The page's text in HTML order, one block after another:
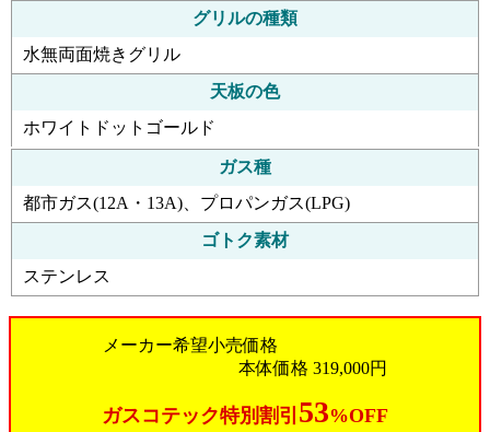
グリルの種類
水無両面焼きグリル
天板の色
ホワイトドットゴールド
ガス種
都市ガス(12A・13A)、プロパンガス(LPG)
ゴトク素材
ステンレス
メーカー希望小売価格
本体価格 319,000円
ガスコテック特別割引 53%OFF